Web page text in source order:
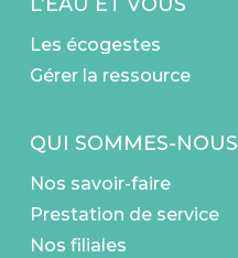
Les écogestes
Gérer la ressource
QUI SOMMES-NOUS
Nos savoir-faire
Prestation de service
Nos filiales